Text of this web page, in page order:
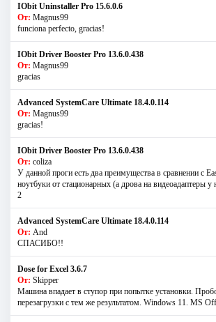
IObit Uninstaller Pro 15.6.0.6
От: Magnus99
funciona perfecto, gracias!
IObit Driver Booster Pro 13.6.0.438
От: Magnus99
gracias
Advanced SystemCare Ultimate 18.4.0.114
От: Magnus99
gracias!
IObit Driver Booster Pro 13.6.0.438
От: coliza
У данной проги есть два преимущества в сравнении с
ноутбуки от стационарных (а дрова на видеоадаптеры
2
Advanced SystemCare Ultimate 18.4.0.114
От: And
СПАСИБО!!
Dose for Excel 3.6.7
От: Skipper
Машина впадает в ступор при попытке установки.
перезагрузки с тем же результатом. Windows 11. MS